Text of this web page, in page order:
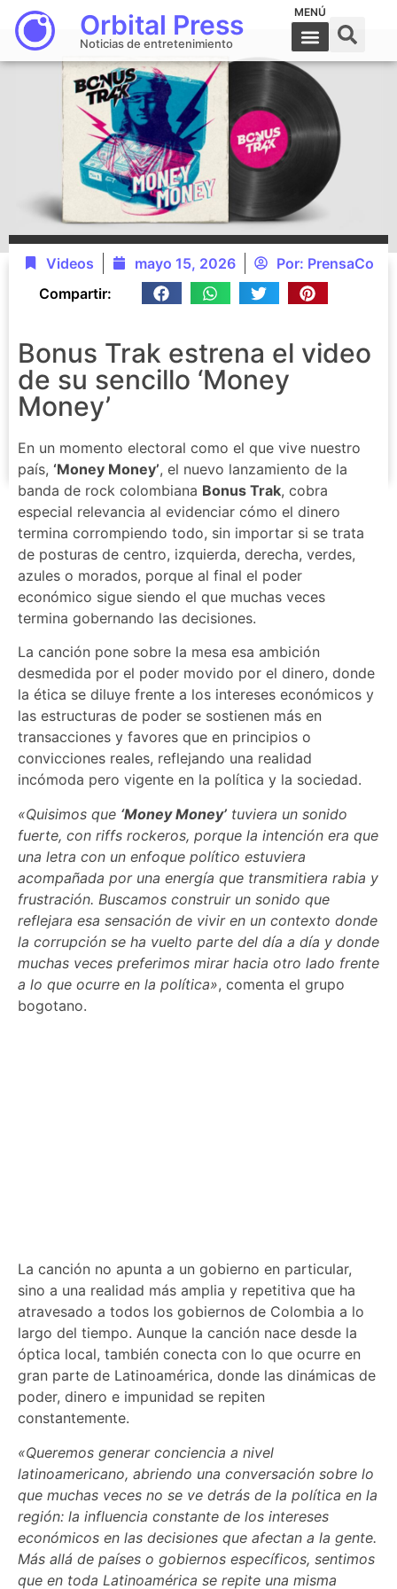
Orbital Press
Noticias de entretenimiento
MENÚ
Videos mayo 15, 2026 Por: PrensaCo
Compartir:
Bonus Trak estrena el video
de su sencillo ‘Money
Money’
En un momento electoral como el que vive nuestro
país, ‘Money Money’, el nuevo lanzamiento de la
banda de rock colombiana Bonus Trak, cobra
especial relevancia al evidenciar cómo el dinero
termina corrompiendo todo, sin importar si se trata
de posturas de centro, izquierda, derecha, verdes,
azules o morados, porque al final el poder
económico sigue siendo el que muchas veces
termina gobernando las decisiones.
La canción pone sobre la mesa esa ambición
desmedida por el poder movido por el dinero, donde
la ética se diluye frente a los intereses económicos y
las estructuras de poder se sostienen más en
transacciones y favores que en principios o
convicciones reales, reflejando una realidad
incómoda pero vigente en la política y la sociedad.
«Quisimos que ‘Money Money’ tuviera un sonido
fuerte, con riffs rockeros, porque la intención era que
una letra con un enfoque político estuviera
acompañada por una energía que transmitiera rabia y
frustración. Buscamos construir un sonido que
reflejara esa sensación de vivir en un contexto donde
la corrupción se ha vuelto parte del día a día y donde
muchas veces preferimos mirar hacia otro lado frente
a lo que ocurre en la política», comenta el grupo
bogotano.
La canción no apunta a un gobierno en particular,
sino a una realidad más amplia y repetitiva que ha
atravesado a todos los gobiernos de Colombia a lo
largo del tiempo. Aunque la canción nace desde la
óptica local, también conecta con lo que ocurre en
gran parte de Latinoamérica, donde las dinámicas de
poder, dinero e impunidad se repiten
constantemente.
«Queremos generar conciencia a nivel
latinoamericano, abriendo una conversación sobre lo
que muchas veces no se ve detrás de la política en la
región: la influencia constante de los intereses
económicos en las decisiones que afectan a la gente.
Más allá de países o gobiernos específicos, sentimos
que en toda Latinoamérica se repite una misma